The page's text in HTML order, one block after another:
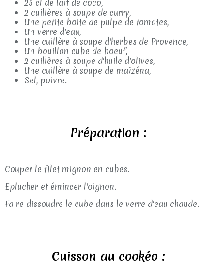
25 cl de lait de coco,
2 cuillères à soupe de curry,
Une petite boite de pulpe de tomates,
Un verre d'eau,
Une cuillère à soupe d'herbes de Provence,
Un bouillon cube de boeuf,
2 cuillères à soupe d'huile d'olives,
Une cuillère à soupe de maïzéna,
Sel, poivre.
Préparation :
Couper le filet mignon en cubes.
Eplucher et émincer l'oignon.
Faire dissoudre le cube dans le verre d'eau chaude.
Cuisson au cookéo :